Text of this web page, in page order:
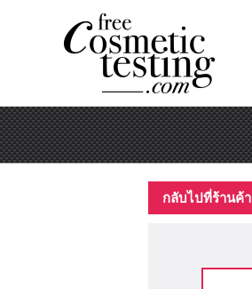
กลับไปที่ร้านค้า